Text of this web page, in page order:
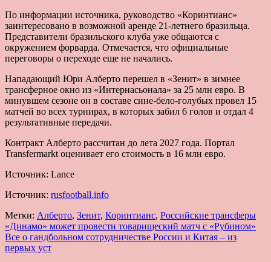
По информации источника, руководство «Коринтианс»
заинтересовано в возможной аренде 21-летнего бразильца.
Представители бразильского клуба уже общаются с
окружением форварда. Отмечается, что официальные
переговоры о переходе еще не начались.
Нападающий Юри Алберто перешел в «Зенит» в зимнее
трансферное окно из «Интернасьонала» за 25 млн евро. В
минувшем сезоне он в составе сине-бело-голубых провел 15
матчей во всех турнирах, в которых забил 6 голов и отдал 4
результативные передачи.
Контракт Алберто рассчитан до лета 2027 года. Портал
Transfermarkt оценивает его стоимость в 16 млн евро.
Источник: Lance
Источник: rusfootball.info
Метки: Алберто, Зенит, Коринтианс, Российские трансферы
Навигация
по
«Динамо» может провести товарищеский матч с «Рубином»
Все о гандбольном сотрудничестве России и Китая – из
первых уст